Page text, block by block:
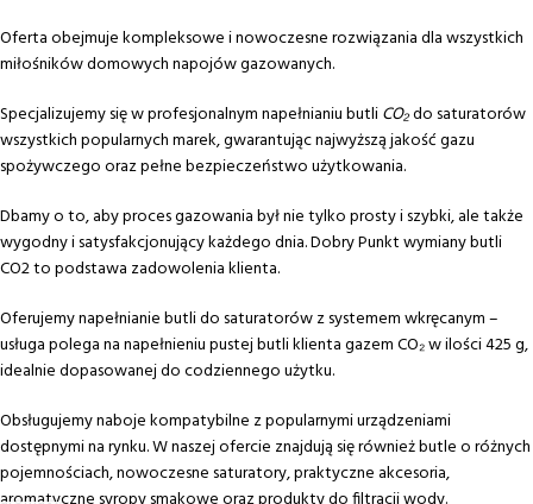
Oferta obejmuje kompleksowe i nowoczesne rozwiązania dla wszystkich
miłośników domowych napojów gazowanych.
Specjalizujemy się w profesjonalnym napełnianiu butliCO₂do saturatorów
wszystkich popularnych marek, gwarantując najwyższą jakość gazu
spożywczego oraz pełne bezpieczeństwo użytkowania.
Dbamy o to, aby proces gazowania był nie tylko prosty i szybki, ale także
wygodny i satysfakcjonujący każdego dnia. Dobry Punkt wymiany butli
CO2 to podstawa zadowolenia klienta.
Oferujemy napełnianie butli do saturatorów z systemem wkręcanym –
usługa polega na napełnieniu pustej butli klienta gazem CO₂ w ilości 425 g,
idealnie dopasowanej do codziennego użytku.
Obsługujemy naboje kompatybilne z popularnymi urządzeniami
dostępnymi na rynku. W naszej ofercie znajdują się również butle o różnych
pojemnościach, nowoczesne saturatory, praktyczne akcesoria,